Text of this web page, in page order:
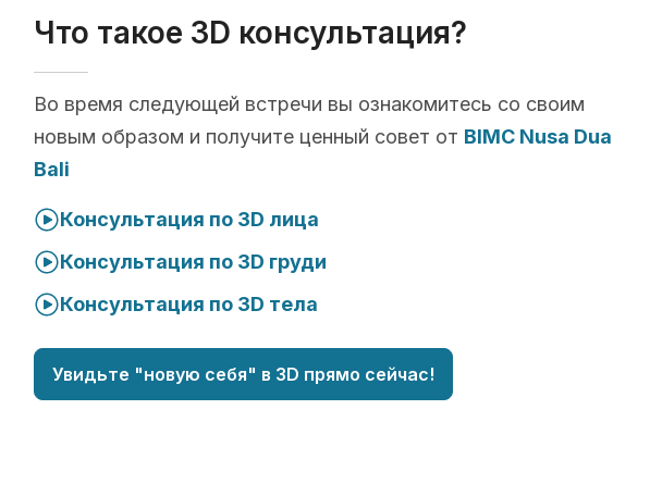
Что такое 3D консультация?
Во время следующей встречи вы ознакомитесь со своим
новым образом и получите ценный совет от BIMC Nusa Dua
Bali
Консультация по 3D лица
Консультация по 3D груди
Консультация по 3D тела
Увидьте "новую себя" в 3D прямо сейчас!